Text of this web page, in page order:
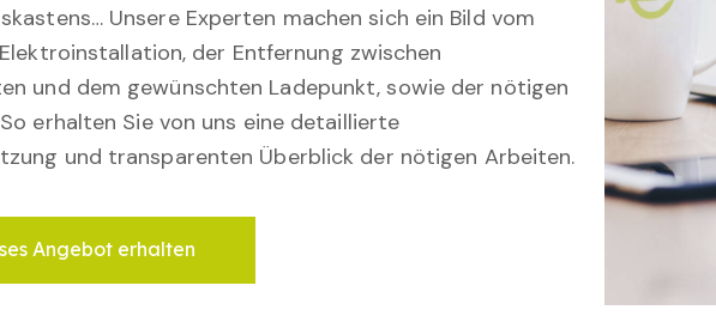
Unsere Experten machen sich ein Bild vom
der Entfernung zwischen
und dem gewünschten Ladepunkt, sowie der nötigen
erhalten Sie von uns eine detaillierte
und transparenten Überblick der nötigen Arbeiten.
Angebot erhalten